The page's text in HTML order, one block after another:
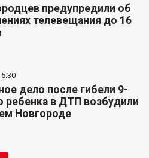
предупредили об
телевещания до 16
дело после гибели 9-
ребенка в ДТП возбудили
Новгороде